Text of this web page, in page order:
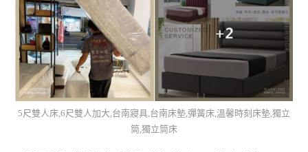
5尺雙人床,6尺雙人加大,台南寢具,台南床墊,彈簧床,溫馨時刻床墊,獨立
筒,獨立筒床